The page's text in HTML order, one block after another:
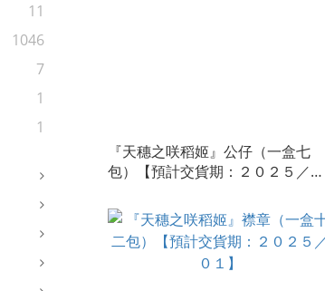
11
1046
7
1
1
『天穗之咲稻姬』公仔（一盒七
包）【預計交貨期：２０２５／０